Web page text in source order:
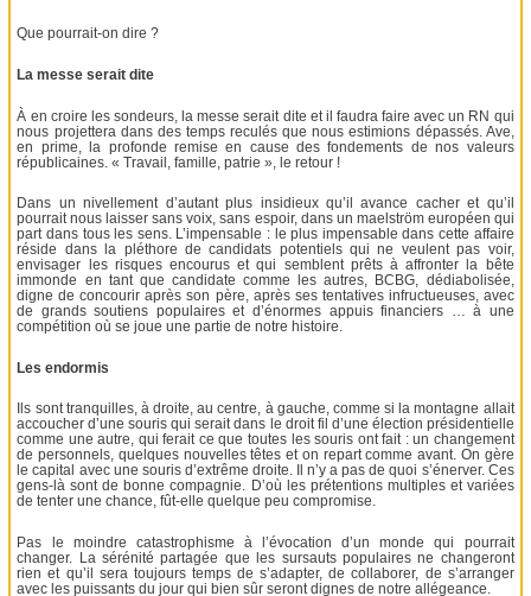
Que pourrait-on dire ?
La messe serait dite
À en croire les sondeurs, la messe serait dite et il faudra faire avec un RN qui
nous projettera dans des temps reculés que nous estimions dépassés. Ave,
en prime, la profonde remise en cause des fondements de nos valeurs
républicaines. « Travail, famille, patrie », le retour !
Dans un nivellement d’autant plus insidieux qu’il avance cacher et qu’il
pourrait nous laisser sans voix, sans espoir, dans un maelström européen qui
part dans tous les sens. L’impensable : le plus impensable dans cette affaire
réside dans la pléthore de candidats potentiels qui ne veulent pas voir,
envisager les risques encourus et qui semblent prêts à affronter la bête
immonde en tant que candidate comme les autres, BCBG, dédiabolisée,
digne de concourir après son père, après ses tentatives infructueuses, avec
de grands soutiens populaires et d’énormes appuis financiers … à une
compétition où se joue une partie de notre histoire.
Les endormis
Ils sont tranquilles, à droite, au centre, à gauche, comme si la montagne allait
accoucher d’une souris qui serait dans le droit fil d’une élection présidentielle
comme une autre, qui ferait ce que toutes les souris ont fait : un changement
de personnels, quelques nouvelles têtes et on repart comme avant. On gère
le capital avec une souris d’extrême droite. Il n’y a pas de quoi s’énerver. Ces
gens-là sont de bonne compagnie. D’où les prétentions multiples et variées
de tenter une chance, fût-elle quelque peu compromise.
Pas le moindre catastrophisme à l’évocation d’un monde qui pourrait
changer. La sérénité partagée que les sursauts populaires ne changeront
rien et qu’il sera toujours temps de s’adapter, de collaborer, de s’arranger
avec les puissants du jour qui bien sûr seront dignes de notre allégeance.